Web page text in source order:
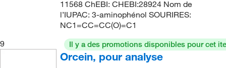
11568 ChEBI: CHEBI:28924 Nom de
l’IUPAC: 3-aminophénol SOURIRES:
NC1=CC=CC(O)=C1
9
Il y a des promotions disponibles pour cet
Orcein, pour analyse